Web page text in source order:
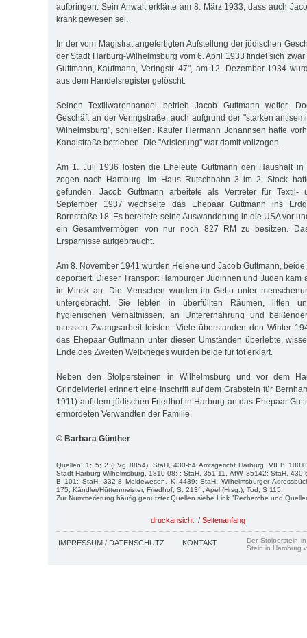
aufbringen. Sein Anwalt erklärte am 8. März 1933, dass auch
krank gewesen sei.
In der vom Magistrat angefertigten Aufstellung der jüdischen
der Stadt Harburg-Wilhelmsburg vom 6. April 1933 findet sich
Guttmann, Kaufmann, Veringstr. 47", am 12. Dezember 1934
aus dem Handelsregister gelöscht.
Seinen Textilwarenhandel betrieb Jacob Guttmann weiter.
Geschäft an der Veringstraße, auch aufgrund der "starken
Wilhelmsburg", schließen. Käufer Hermann Johannsen hatte
Kanalstraße betrieben. Die "Arisierung" war damit vollzogen.
Am 1. Juli 1936 lösten die Eheleute Guttmann den Haushalt in
zogen nach Hamburg. Im Haus Rutschbahn 3 im 2. Stock
gefunden. Jacob Guttmann arbeitete als Vertreter für Textil-
September 1937 wechselte das Ehepaar Guttmann ins
Bornstraße 18. Es bereitete seine Auswanderung in die USA vor
ein Gesamtvermögen von nur noch 827 RM zu besitzen.
Ersparnisse aufgebraucht.
Am 8. November 1941 wurden Helene und Jacob Guttmann,
deportiert. Dieser Transport Hamburger Jüdinnen und Juden kam
in Minsk an. Die Menschen wurden im Getto unter
untergebracht. Sie lebten in überfüllten Räumen, litten
hygienischen Verhältnissen, an Unterernährung und
mussten Zwangsarbeit leisten. Viele überstanden den Winter
das Ehepaar Guttmann unter diesen Umständen überlebte,
Ende des Zweiten Weltkrieges wurden beide für tot erklärt.
Neben den Stolpersteinen in Wilhelmsburg und vor dem
Grindelviertel erinnert eine Inschrift auf dem Grabstein für
1911) auf dem jüdischen Friedhof in Harburg an das Ehepaar
ermordeten Verwandten der Familie.
© Barbara Günther
Quellen: 1; 5; 2 (FVg 8854); StaH, 430-64 Amtsgericht Harburg, VII B
Stadt Harburg Wilhelmsburg, 1810-08; ; StaH, 351-11, AfW, 35142; StaH,
B 101; StaH, 332-8 Meldewesen, K 4439; StaH, Wilhelmsburger
175; Kändler/Hüttenmeister, Friedhof, S. 213f.; Apel (Hrsg.), Tod, S 115.
Zur Nummerierung häufig genutzter Quellen siehe Link "Recherche und
druckansicht / Seitenanfang
IMPRESSUM / DATENSCHUTZ KONTAKT
Der Stolperstein
Stein in Hamburg